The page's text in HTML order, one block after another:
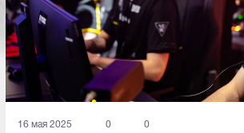
16 мая 2025 0 0